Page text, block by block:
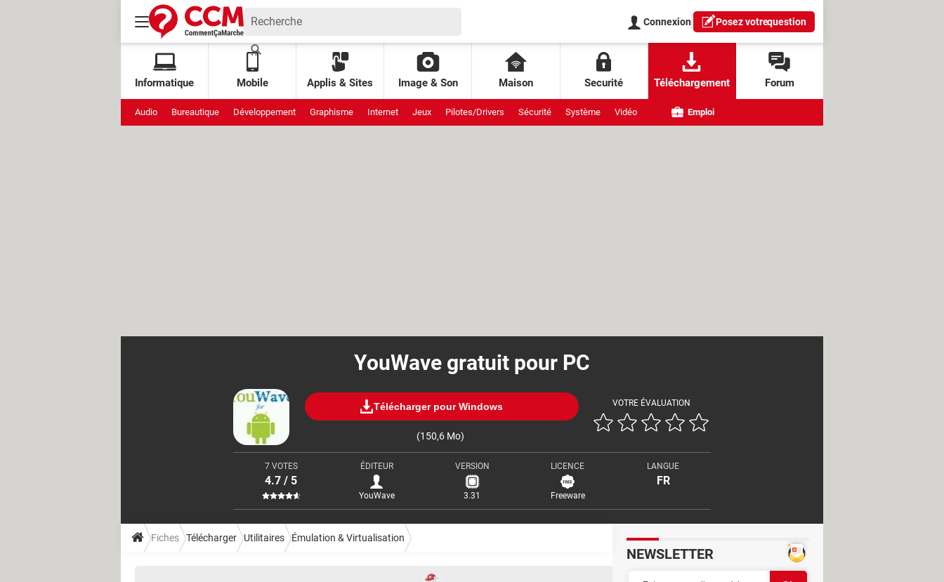
Connexion Posez votrequestion
Informatique Mobile Applis & Sites Image & Son Maison Securité Téléchargement Forum
Audio Bureautique Développement Graphisme Internet Jeux Pilotes/Drivers Sécurité Système Vidéo Emploi
YouWave gratuit pour PC
Télécharger pour Windows
(150,6 Mo)
VOTRE ÉVALUATION
7 VOTES
4.7 / 5
ÉDITEUR
YouWave
VERSION
3.31
LICENCE
Freeware
LANGUE
FR
Fiches Télécharger Utilitaires Émulation & Virtualisation
NEWSLETTER